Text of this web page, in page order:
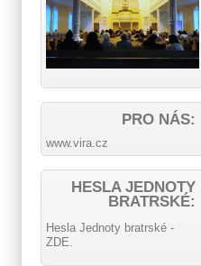
PRO NÁS:
www.vira.cz
HESLA JEDNOTY
BRATRSKÉ:
Hesla Jednoty bratrské -
ZDE.